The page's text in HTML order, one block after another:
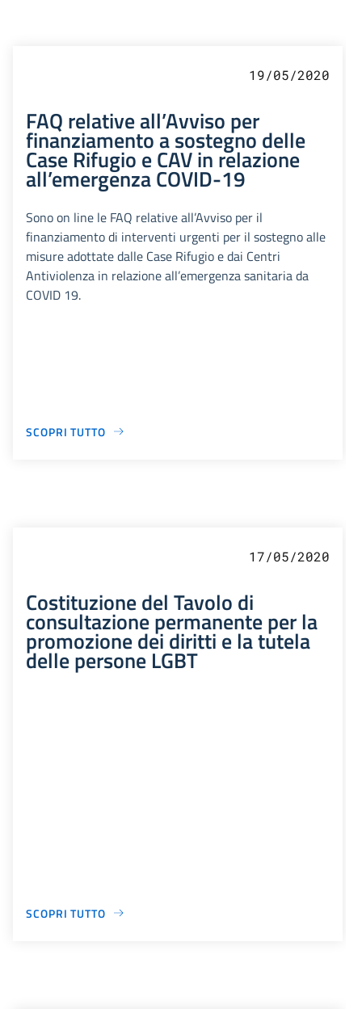
19/05/2020
FAQ relative all’Avviso per
finanziamento a sostegno delle
Case Rifugio e CAV in relazione
all’emergenza COVID-19
Sono on line le FAQ relative all’Avviso per il
finanziamento di interventi urgenti per il sostegno alle
misure adottate dalle Case Rifugio e dai Centri
Antiviolenza in relazione all’emergenza sanitaria da
COVID 19.
SCOPRI TUTTO
17/05/2020
Costituzione del Tavolo di
consultazione permanente per la
promozione dei diritti e la tutela
delle persone LGBT
SCOPRI TUTTO